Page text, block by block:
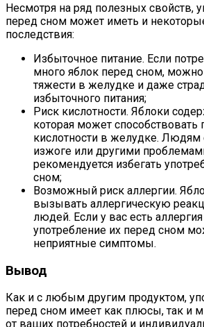
Несмотря на ряд полезных свойств,
перед сном может иметь и
последствия:
Избыточное питание. Если
много яблок перед сном,
тяжести в желудке и даже
избыточного питания;
Риск кислотности. Яблоки
которая может
кислотности в желудке. Людям
изжоге или другими
рекомендуется избегать
сном;
Возможный риск аллергии.
вызывать аллергическую
людей. Если у вас есть
употребление их перед сном
неприятные симптомы.
Вывод
Как и с любым другим продуктом,
перед сном имеет как плюсы, так и
от ваших потребностей и